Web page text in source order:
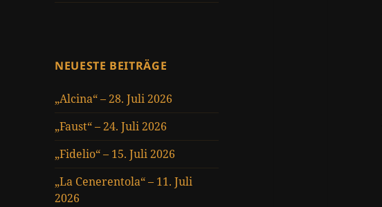
NEUESTE BEITRÄGE
„Alcina“ – 28. Juli 2026
„Faust“ – 24. Juli 2026
„Fidelio“ – 15. Juli 2026
„La Cenerentola“ – 11. Juli
2026